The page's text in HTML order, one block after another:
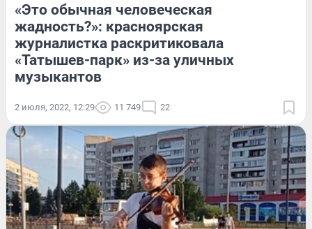
«Это обычная человеческая
жадность?»: красноярская
журналистка раскритиковала
«Татышев-парк» из-за уличных
музыкантов
2 июля, 2022, 12:29 11 749 22